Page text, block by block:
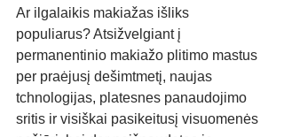
Ar ilgalaikis makiažas išliks
populiarus? Atsižvelgiant į
permanentinio makiažo plitimo mastus
per praėjusį dešimtmetį, naujas
tchnologijas, platesnes panaudojimo
sritis ir visiškai pasikeitusį visuomenės